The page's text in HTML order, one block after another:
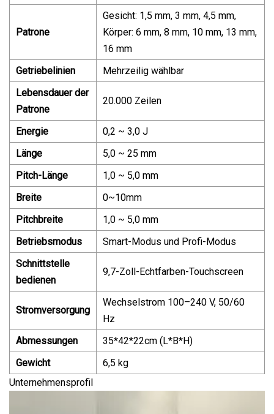
Patrone
Gesicht: 1,5 mm, 3 mm, 4,5 mm,
Körper: 6 mm, 8 mm, 10 mm, 13 mm,
16 mm
Getriebelinien
Mehrzeilig wählbar
Lebensdauer der
Patrone
20.000 Zeilen
Energie
0,2 ~ 3,0 J
Länge
5,0 ~ 25 mm
Pitch-Länge
1,0 ~ 5,0 mm
Breite
0~10mm
Pitchbreite
1,0 ~ 5,0 mm
Betriebsmodus
Smart-Modus und Profi-Modus
Schnittstelle
bedienen
9,7-Zoll-Echtfarben-Touchscreen
Stromversorgung
Wechselstrom 100–240 V, 50/60
Hz
Abmessungen
35*42*22cm (L*B*H)
Gewicht
6,5 kg
Unternehmensprofil